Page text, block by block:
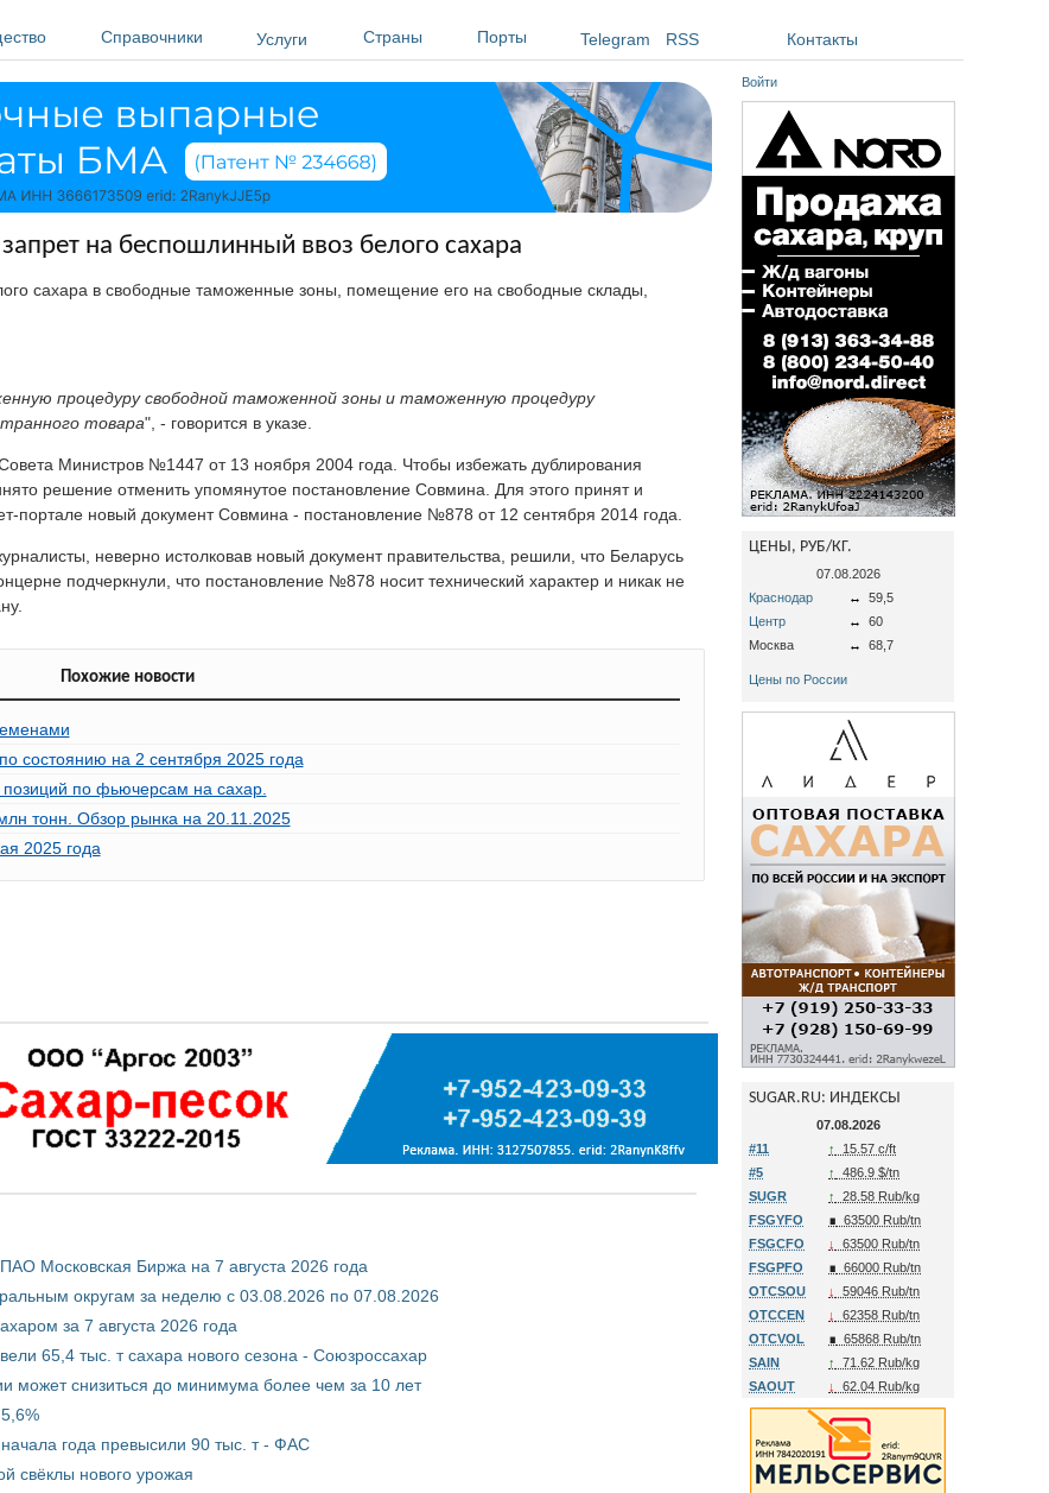
Справочники Услуги Страны Порты Telegram RSS Контакты
на беспошлинный ввоз белого сахара
сахара в свободные таможенные зоны, помещение его на свободные склады,
процедуру свободной таможенной зоны и таможенную процедуру
товара", - говорится в указе.
Министров №1447 от 13 ноября 2004 года. Чтобы избежать дублирования
решение отменить упомянутое постановление Совмина. Для этого принят и
портале новый документ Совмина - постановление №878 от 12 сентября 2014 года.
неверно истолковав новый документ правительства, решили, что Беларусь
подчеркнули, что постановление №878 носит технический характер и никак не
Похожие новости
состоянию на 2 сентября 2025 года
позиций по фьючерсам на сахар.
тонн. Обзор рынка на 20.11.2025
2025 года
Московская Биржа на 7 августа 2026 года
округам за неделю с 03.08.2026 по 07.08.2026
за 7 августа 2026 года
65,4 тыс. т сахара нового сезона - Союзроссахар
может снизиться до минимума более чем за 10 лет
года превысили 90 тыс. т - ФАС
свёклы нового урожая
Войти
ЦЕНЫ, РУБ/КГ.
07.08.2026
Краснодар
↔
59,5
Центр
↔
60
Москва
↔ 68,7
Цены по России
SUGAR.RU: ИНДЕКСЫ
07.08.2026
#11
↑
15.57 c/ft
#5
↑
486.9 $/tn
SUGR
↑
28.58 Rub/kg
FSGYFO
∎ 63500 Rub/tn
FSGCFO
↓
63500 Rub/tn
FSGPFO
∎ 66000 Rub/tn
OTCSOU
↓
59046 Rub/tn
OTCCEN
↓
62358 Rub/tn
OTCVOL
∎ 65868 Rub/tn
SAIN
↑
71.62 Rub/kg
SAOUT
↓ 62.04 Rub/kg